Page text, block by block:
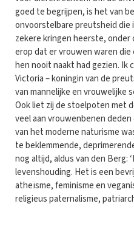
goed te begrijpen, is het van
onvoorstelbare preutsheid die
zekere kringen heerste, onder
erop dat er vrouwen waren
hen nooit naakt had gezien. Ik
Victoria – koningin van de
van mannelijke en vrouwelijke
Ook liet zij de stoelpoten met
veel aan vrouwenbenen deden
van het moderne naturisme
te beklemmende,
nog altijd, aldus van den Berg:
levenshouding. Het is een
atheïsme, feminisme en
religieus paternalisme,